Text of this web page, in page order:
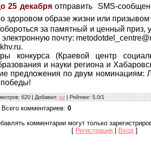
25 декабряотправить
SMS-
здоровом образе жизни или призывом
за памятный и ценный приз,
почту:
конкурса (Краевой центр
и науки региона и
предложения по двум номинациям:
: 620 | Добавил: sv | Рейтинг: 5.0/1
Всего комментариев: 0
комментарии могут только
[ Регистрация Вход ]